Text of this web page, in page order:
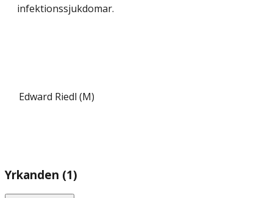
infektionssjukdomar.
Edward Riedl (M)
Yrkanden (1)